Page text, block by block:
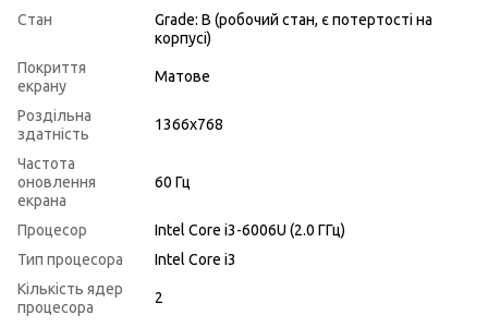
Стан
Grade: B (робочий стан, є потертості на
корпусі)
Покриття
екрану
Матове
Роздільна
здатність
1366x768
Частота
оновлення
екрана
60 Гц
Процесор
Intel Core i3-6006U (2.0 ГГц)
Тип процесора
Intel Core i3
Кількість ядер
процесора
2